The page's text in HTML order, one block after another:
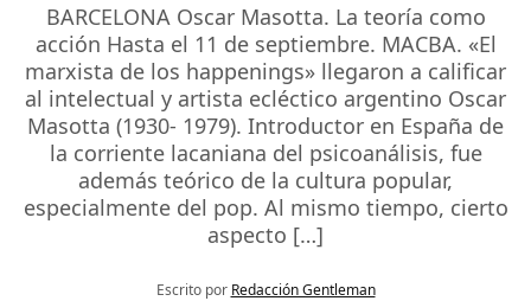
BARCELONA Oscar Masotta. La teoría como
acción Hasta el 11 de septiembre. MACBA. «El
marxista de los happenings» llegaron a calificar
al intelectual y artista ecléctico argentino Oscar
Masotta (1930- 1979). Introductor en España de
la corriente lacaniana del psicoanálisis, fue
además teórico de la cultura popular,
especialmente del pop. Al mismo tiempo, cierto
aspecto […]
Escrito por Redacción Gentleman